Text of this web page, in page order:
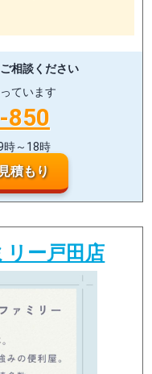
相談ください
ています
850
時～18時
積もり
リー戸田店